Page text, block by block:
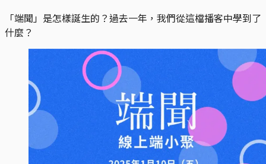
「端聞」是怎樣誕生的？過去一年，我們從這檔播客中學到了
什麼？